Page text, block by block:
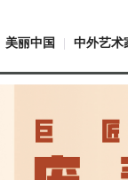
美丽中国 中外艺术